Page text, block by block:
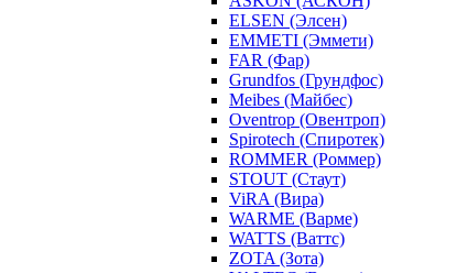
ELSEN (Элсен)
EMMETI (Эммети)
FAR (Фар)
Grundfos (Грундфос)
Meibes (Майбес)
Oventrop (Овентроп)
Spirotech (Спиротек)
ROMMER (Роммер)
STOUT (Стаут)
ViRA (Вира)
WARME (Варме)
WATTS (Ваттс)
ZOTA (Зота)